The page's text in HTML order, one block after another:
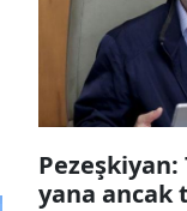
yana ancak